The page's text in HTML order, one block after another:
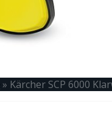
» Kärcher SCP 6000